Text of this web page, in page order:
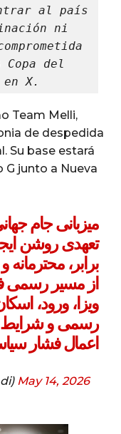
al país
ni
del
X.
Team Melli,
de despedida
Su base estará
G junto a Nueva
میزبانی جام
تعهدی روشن
برابر،
از مسیر رسمی
ویزا، ورود،
رسمی و شرایط
اعمال فشار
May 14, 2026